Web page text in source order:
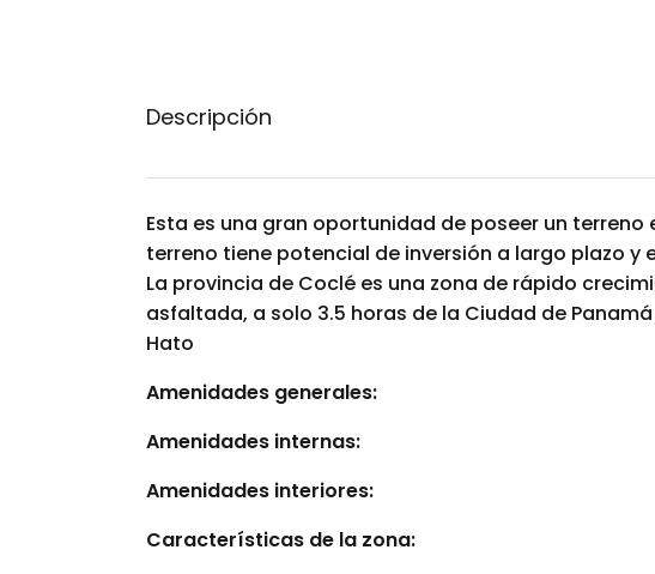
Descripción
Esta es una gran oportunidad de poseer un terreno
terreno tiene potencial de inversión a largo plazo y
La provincia de Coclé es una zona de rápido
asfaltada, a solo 3.5 horas de la Ciudad de
Hato
Amenidades generales:
Amenidades internas:
Amenidades interiores:
Características de la zona: